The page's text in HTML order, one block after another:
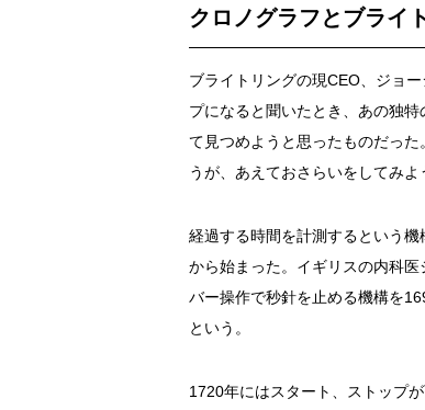
クロノグラフとブライ
ブライトリングの現CEO、ジョ
プになると聞いたとき、あの独
て見つめようと思ったものだっ
うが、あえておさらいをしてみよ
経過する時間を計測するという
から始まった。イギリスの内科
バー操作で秒針を止める機構を
という。
1720年にはスタート、ストップ